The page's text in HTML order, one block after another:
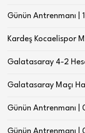
Günün Antrenmanı |
Kardeş Kocaelispor
Galatasaray 4-2
Galatasaray Maçı
Günün Antrenmanı
Günün Antrenmanı